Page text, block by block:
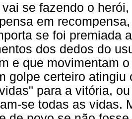
se fazendo o
em
se foi premiada
dos dedos do
e que movimentam
golpe certeiro
para a vitória,
se todas as vidas.